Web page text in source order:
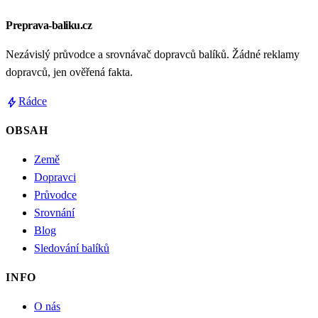
Preprava-baliku.cz
Nezávislý průvodce a srovnávač dopravců balíků. Žádné reklamy
dopravců, jen ověřená fakta.
boltRádce
OBSAH
Země
Dopravci
Průvodce
Srovnání
Blog
Sledování balíků
INFO
O nás